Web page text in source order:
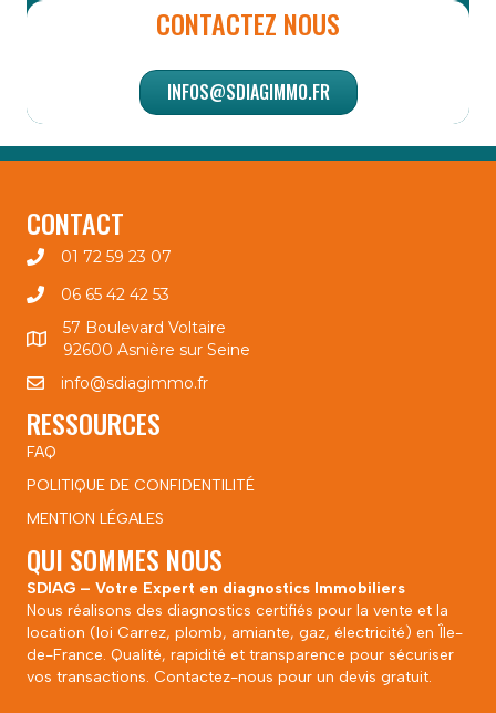
CONTACTEZ NOUS
INFOS@SDIAGIMMO.FR
CONTACT
01 72 59 23 07
06 65 42 42 53
57 Boulevard Voltaire
92600 Asnière sur Seine
info@sdiagimmo.fr
RESSOURCES
FAQ
POLITIQUE DE CONFIDENTILITÉ
MENTION LÉGALES
QUI SOMMES NOUS
SDIAG – Votre Expert en diagnostics Immobiliers
Nous réalisons des diagnostics certifiés pour la vente et la
location (loi Carrez, plomb, amiante, gaz, électricité) en Île-
de-France. Qualité, rapidité et transparence pour sécuriser
vos transactions. Contactez-nous pour un devis gratuit.